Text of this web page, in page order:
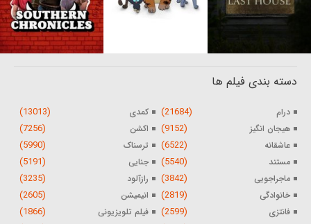
دسته بندی فیلم ها
درام (21684) کمدی (13013)
هیجان انگیز (9152) اکشن (7256)
عاشقانه (6522) ترسناک (5990)
مستند (5540) جنایی (5191)
ماجراجویی (3842) رازآلود (3235)
خانوادگی (2819) انیمیشن (2605)
فانتزی (2599) فیلم تلویزیونی (1866)